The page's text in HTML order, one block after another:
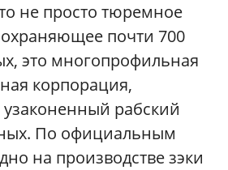
не просто тюремное
почти 700
это многопрофильная
корпорация,
рабский
По официальным
на производстве зэки